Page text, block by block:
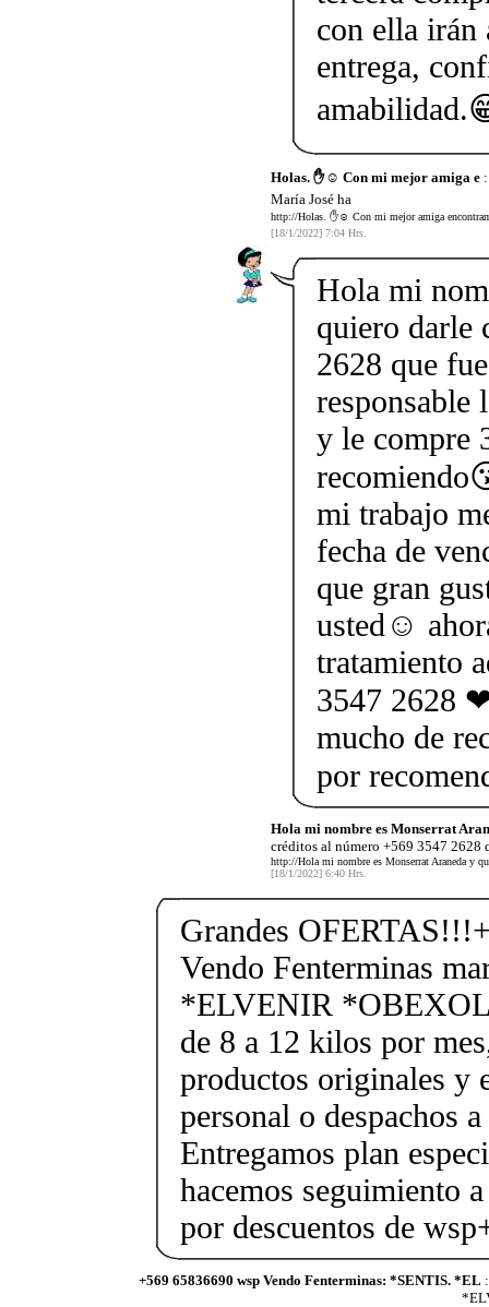
con ella irán
entrega,
Holas. ✋☺️ Con mi mejor amiga e
María José ha
http://Holas. ✋☺️ Con mi mejor amiga
[18/1/2022] 7:04 Hrs.
Hola mi
quiero darle
2628 que
responsable
y le compre
mi trabajo
fecha de
que gran
usted☺
tratamiento
3547 2628
mucho de
por
Hola mi nombre es Monserrat
créditos al número +569 3547 2628
http://Hola mi nombre es Monserrat Araneda y
[18/1/2022] 6:40 Hrs.
Grandes
Vendo Fenterminas
*ELVENIR
de 8 a 12 kilos por
productos originales y
personal o despachos
Entregamos plan
hacemos seguimiento
por descuentos de
+569 65836690 wsp Vendo Fenterminas: *SENTIS. *EL